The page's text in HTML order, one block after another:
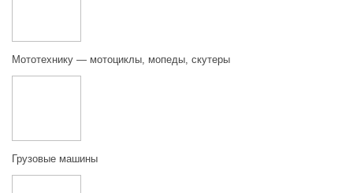
Мототехнику — мотоциклы, мопеды, скутеры
Грузовые машины